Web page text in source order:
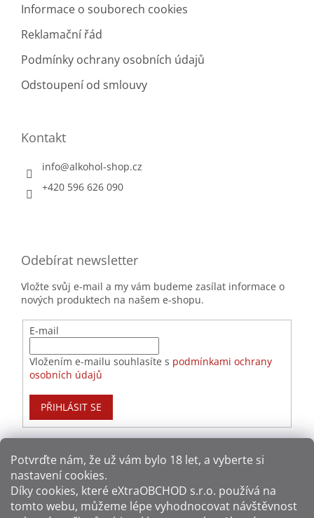
Potvrďte nám​​, že už vám bylo 18 let, a vyberte si
nastavení cookies.
Díky cookies, které eXtraOBCHOD s.r.o. používá na
tomto webu, můžeme lépe vyhodnocovat návštěvnost
Informace o souborech cookies
Reklamační řád
Podmínky ochrany osobních údajů
Odstoupení od smlouvy
Kontakt
info@alkohol-shop.cz
+420 596 626 090
Odebírat newsletter
Vložte svůj e-mail a my vám budeme zasílat informace o
nových produktech na našem e-shopu.
E-mail
Vložením e-mailu souhlasíte s podmínkami ochrany
osobních údajů
PŘIHLÁSIT SE
Způsoby dopravy: